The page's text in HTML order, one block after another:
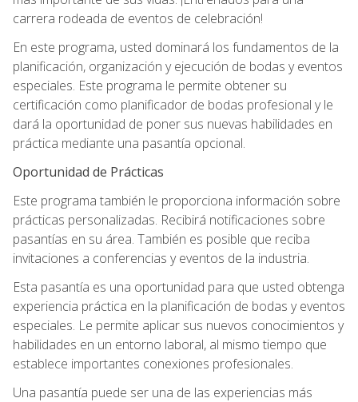
carrera rodeada de eventos de celebración!
En este programa, usted dominará los fundamentos de la
planificación, organización y ejecución de bodas y eventos
especiales. Este programa le permite obtener su
certificación como planificador de bodas profesional y le
dará la oportunidad de poner sus nuevas habilidades en
práctica mediante una pasantía opcional.
Oportunidad de Prácticas
Este programa también le proporciona información sobre
prácticas personalizadas. Recibirá notificaciones sobre
pasantías en su área. También es posible que reciba
invitaciones a conferencias y eventos de la industria.
Esta pasantía es una oportunidad para que usted obtenga
experiencia práctica en la planificación de bodas y eventos
especiales. Le permite aplicar sus nuevos conocimientos y
habilidades en un entorno laboral, al mismo tiempo que
establece importantes conexiones profesionales.
Una pasantía puede ser una de las experiencias más